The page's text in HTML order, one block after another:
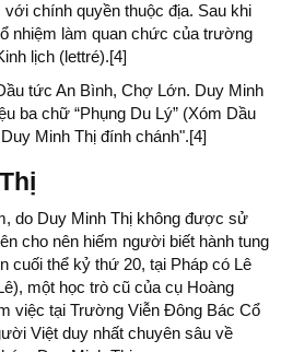
chính quyền thuộc địa. Sau khi
nhiệm làm quan chức của trường
lịch (lettré).[4]
tức An Bình, Chợ Lớn. Duy Minh
ba chữ “Phụng Du Lý” (Xóm Dầu
Minh Thị đính chánh".[4]
do Duy Minh Thị không được sử
cho nên hiếm người biết hành tung
cuối thể kỷ thứ 20, tại Pháp có Lê
một học trò cũ của cụ Hoàng
việc tại Trường Viễn Đông Bác Cổ
Việt duy nhất chuyên sâu về